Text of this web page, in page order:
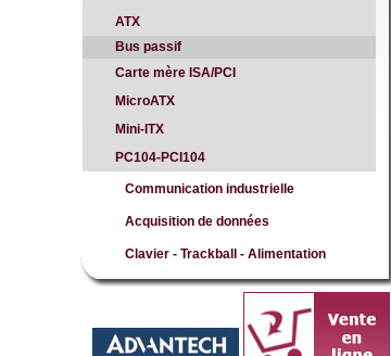
ATX
Bus passif
Carte mère ISA/PCI
MicroATX
Mini-ITX
PC104-PCI104
Communication industrielle
Acquisition de données
Clavier - Trackball - Alimentation